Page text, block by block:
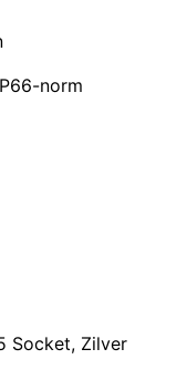
norm
Socket, Zilver